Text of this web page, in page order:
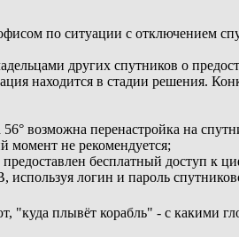
по ситуации с отключением
других спутников о
находится в стадии решения.
возможна перенастройка на
момент не рекомендуется;
бесплатный доступ к
логин и пароль
плывёт корабль" - с какими